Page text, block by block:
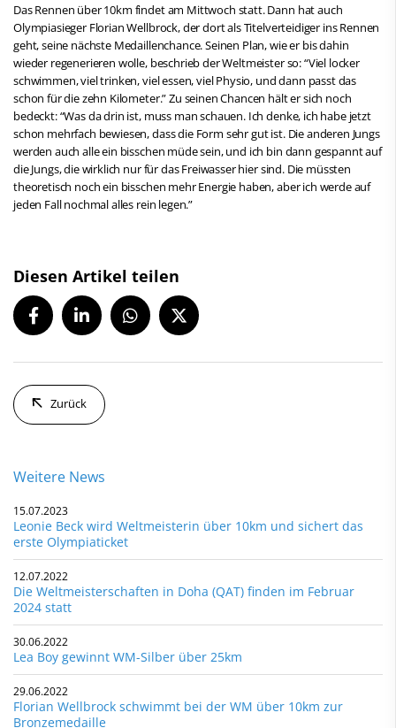
Das Rennen über 10km findet am Mittwoch statt. Dann hat auch
Olympiasieger Florian Wellbrock, der dort als Titelverteidiger ins Rennen
geht, seine nächste Medaillenchance. Seinen Plan, wie er bis dahin
wieder regenerieren wolle, beschrieb der Weltmeister so: “Viel locker
schwimmen, viel trinken, viel essen, viel Physio, und dann passt das
schon für die zehn Kilometer.” Zu seinen Chancen hält er sich noch
bedeckt: “Was da drin ist, muss man schauen. Ich denke, ich habe jetzt
schon mehrfach bewiesen, dass die Form sehr gut ist. Die anderen Jungs
werden auch alle ein bisschen müde sein, und ich bin dann gespannt auf
die Jungs, die wirklich nur für das Freiwasser hier sind. Die müssten
theoretisch noch ein bisschen mehr Energie haben, aber ich werde auf
jeden Fall nochmal alles rein legen.”
Diesen Artikel teilen
Zurück
Weitere News
15.07.2023
Leonie Beck wird Weltmeisterin über 10km und sichert das
erste Olympiaticket
12.07.2022
Die Weltmeisterschaften in Doha (QAT) finden im Februar
2024 statt
30.06.2022
Lea Boy gewinnt WM-Silber über 25km
29.06.2022
Florian Wellbrock schwimmt bei der WM über 10km zur
Bronzemedaille